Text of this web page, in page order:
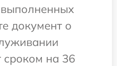
документ о
сроком на 36